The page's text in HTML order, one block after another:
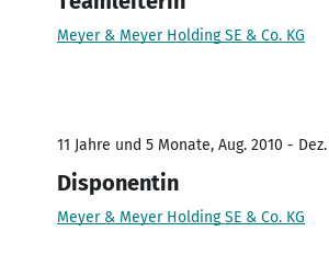
Meyer & Meyer Holding SE & Co. KG
11 Jahre und 5 Monate, Aug. 2010 - Dez.
Disponentin
Meyer & Meyer Holding SE & Co. KG